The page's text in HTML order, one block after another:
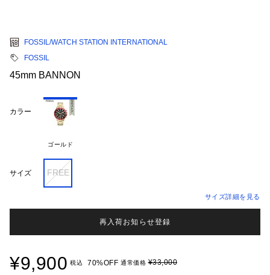
FOSSIL/WATCH STATION INTERNATIONAL
FOSSIL
45mm BANNON
カラー
ゴールド
サイズ FREE
サイズ詳細を見る
再入荷お知らせ登録
¥9,900 税込 70%OFF 通常価格¥33,000